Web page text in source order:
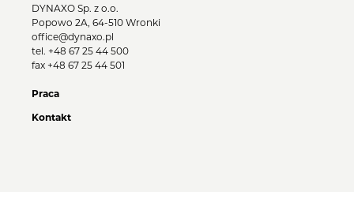
DYNAXO Sp. z o.o.
Popowo 2A, 64-510 Wronki
office@dynaxo.pl
tel. +48 67 25 44 500
fax +48 67 25 44 501
Praca
Kontakt